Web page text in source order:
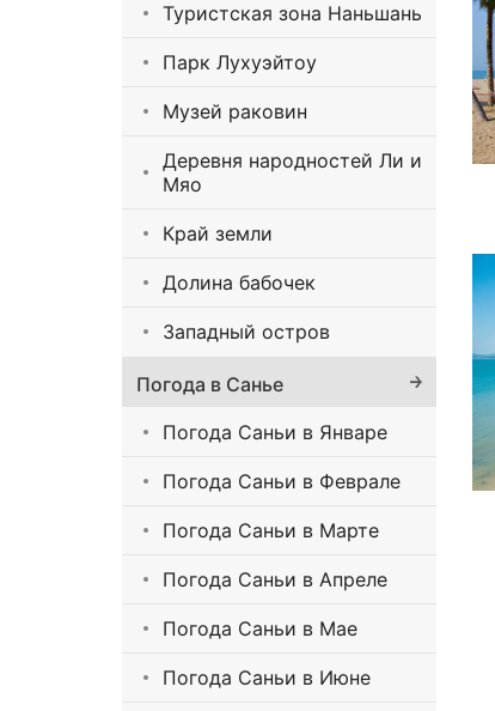
Туристская зона Наньшань
Парк Лухуэйтоу
Музей раковин
Деревня народностей Ли и
Мяо
Край земли
Долина бабочек
Западный остров
Погода в Санье
Погода Саньи в Январе
Погода Саньи в Феврале
Погода Саньи в Марте
Погода Саньи в Апреле
Погода Саньи в Мае
Погода Саньи в Июне